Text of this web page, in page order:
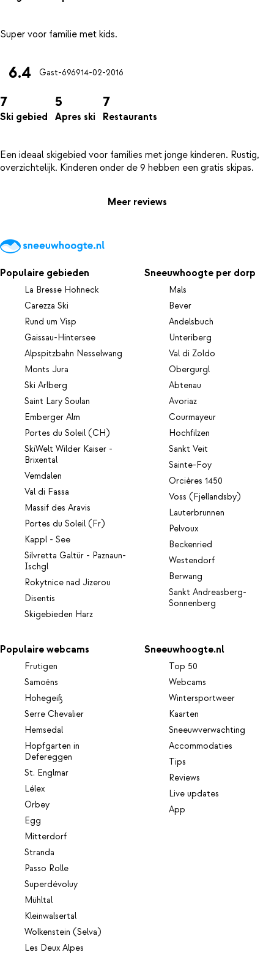
6.4 Gast-696914-02-2016
7
Ski gebied
5
Apres ski
7
Restaurants
Een ideaal skigebied voor families met jonge kinderen. Rustig,
Meer reviews
Populaire gebieden
La Bresse Hohneck
Carezza Ski
Rund um Visp
Gaissau-Hintersee
Alpspitzbahn Nesselwang
Monts Jura
Ski Arlberg
Saint Lary Soulan
Emberger Alm
Portes du Soleil (CH)
SkiWelt Wilder Kaiser -
Brixental
Vemdalen
Val di Fassa
Massif des Aravis
Portes du Soleil (Fr)
Kappl - See
Silvretta Galtür - Paznaun-
Ischgl
Rokytnice nad Jizerou
Disentis
Skigebieden Harz
Sneeuwhoogte per dorp
Mals
Bever
Andelsbuch
Unteriberg
Val di Zoldo
Obergurgl
Abtenau
Avoriaz
Courmayeur
Hochfilzen
Sankt Veit
Sainte-Foy
Orcières 1450
Voss (Fjellandsby)
Lauterbrunnen
Pelvoux
Beckenried
Westendorf
Berwang
Sankt Andreasberg-
Sonnenberg
Populaire webcams
Frutigen
Samoëns
Hohegeiß
Serre Chevalier
Hemsedal
Hopfgarten in
Defereggen
St. Englmar
Lélex
Orbey
Egg
Mitterdorf
Stranda
Passo Rolle
Superdévoluy
Mühltal
Kleinwalsertal
Wolkenstein (Selva)
Les Deux Alpes
Sneeuwhoogte.nl
Top 50
Webcams
Wintersportweer
Kaarten
Sneeuwverwachting
Accommodaties
Tips
Reviews
Live updates
App